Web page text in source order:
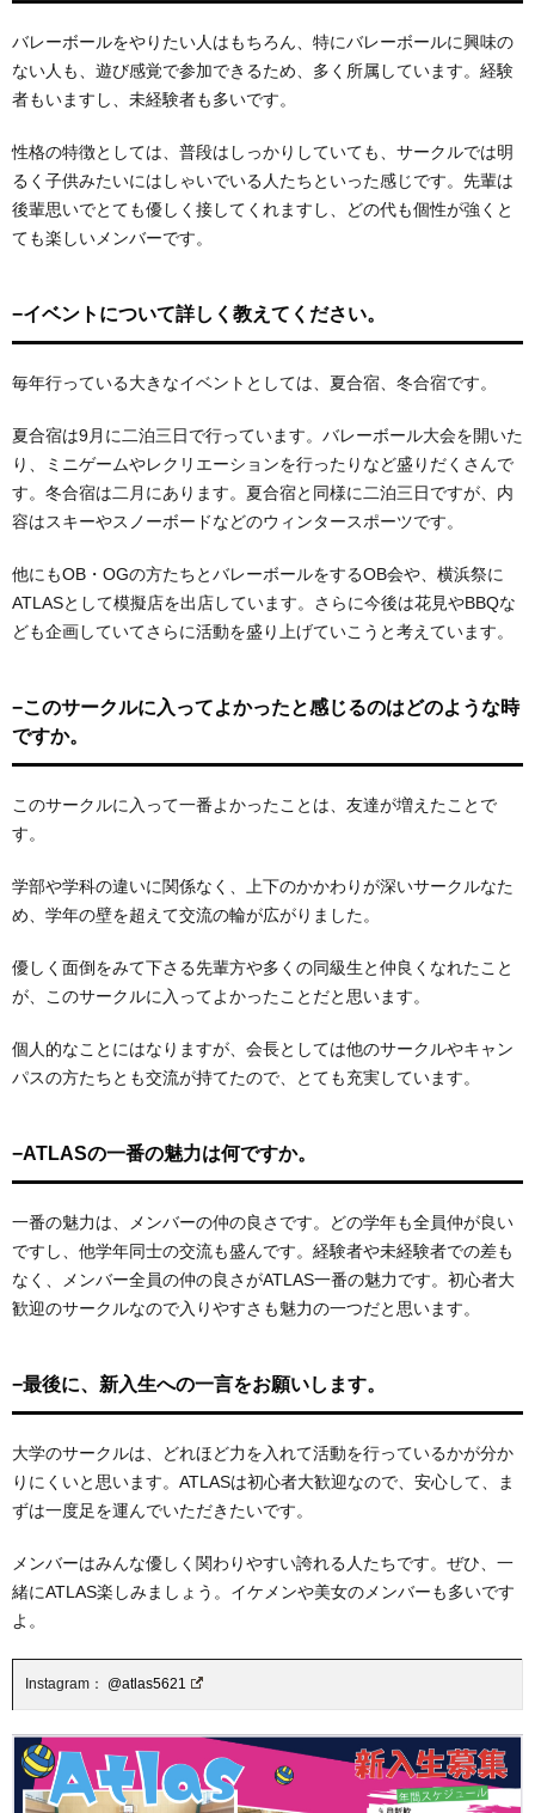
バレーボールをやりたい人はもちろん、特にバレーボールに興味の
ない人も、遊び感覚で参加できるため、多く所属しています。経験
者もいますし、未経験者も多いです。
性格の特徴としては、普段はしっかりしていても、サークルでは明
るく子供みたいにはしゃいでいる人たちといった感じです。先輩は
後輩思いでとても優しく接してくれますし、どの代も個性が強くと
ても楽しいメンバーです。
−イベントについて詳しく教えてください。
毎年行っている大きなイベントとしては、夏合宿、冬合宿です。
夏合宿は9月に二泊三日で行っています。バレーボール大会を開いた
り、ミニゲームやレクリエーションを行ったりなど盛りだくさんで
す。冬合宿は二月にあります。夏合宿と同様に二泊三日ですが、内
容はスキーやスノーボードなどのウィンタースポーツです。
他にもOB・OGの方たちとバレーボールをするOB会や、横浜祭に
ATLASとして模擬店を出店しています。さらに今後は花見やBBQな
ども企画していてさらに活動を盛り上げていこうと考えています。
−このサークルに入ってよかったと感じるのはどのような時
ですか。
このサークルに入って一番よかったことは、友達が増えたことで
す。
学部や学科の違いに関係なく、上下のかかわりが深いサークルなた
め、学年の壁を超えて交流の輪が広がりました。
優しく面倒をみて下さる先輩方や多くの同級生と仲良くなれたこと
が、このサークルに入ってよかったことだと思います。
個人的なことにはなりますが、会長としては他のサークルやキャン
パスの方たちとも交流が持てたので、とても充実しています。
−ATLASの一番の魅力は何ですか。
一番の魅力は、メンバーの仲の良さです。どの学年も全員仲が良い
ですし、他学年同士の交流も盛んです。経験者や未経験者での差も
なく、メンバー全員の仲の良さがATLAS一番の魅力です。初心者大
歓迎のサークルなので入りやすさも魅力の一つだと思います。
−最後に、新入生への一言をお願いします。
大学のサークルは、どれほど力を入れて活動を行っているかが分か
りにくいと思います。ATLASは初心者大歓迎なので、安心して、ま
ずは一度足を運んでいただきたいです。
メンバーはみんな優しく関わりやすい誇れる人たちです。ぜひ、一
緒にATLAS楽しみましょう。イケメンや美女のメンバーも多いです
よ。
Instagram： @atlas5621